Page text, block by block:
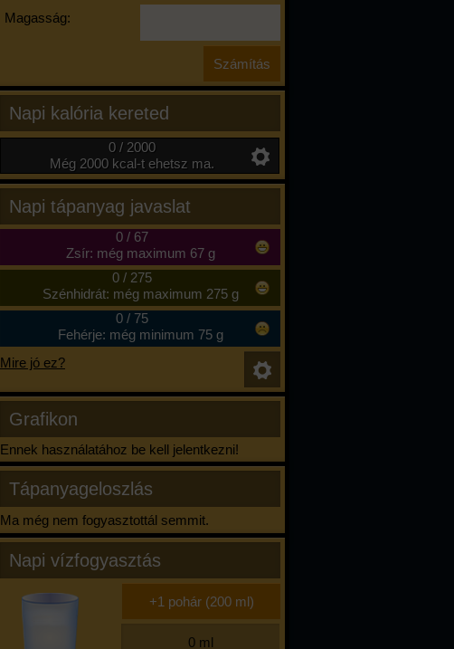
Magasság:
Napi kalória kereted
0 / 2000
Még 2000 kcal-t ehetsz ma.
Napi tápanyag javaslat
0/ 67
Zsír: még maximum 67 g
0/ 275
Szénhidrát: még maximum 275 g
0/ 75
Fehérje: még minimum 75 g
Mire jó ez?
Grafikon
Ennek használatához be kell jelentkezni!
Tápanyageloszlás
Ma még nem fogyasztottál semmit.
Napi vízfogyasztás